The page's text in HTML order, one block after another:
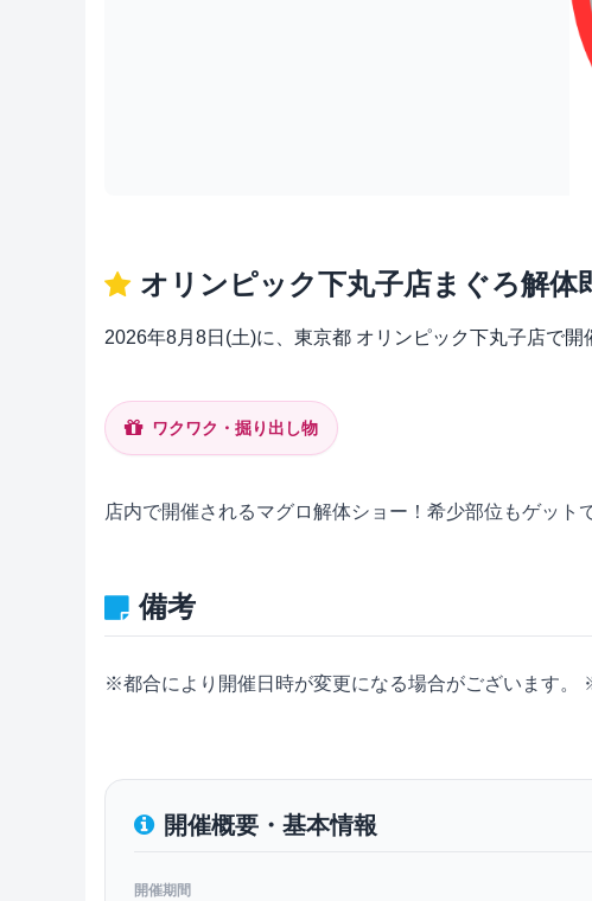
オリンピック下丸子店まぐろ解体
2026年8月8日(土)に、東京都 オリンピック下丸子店で
ワクワク・掘り出し物
店内で開催されるマグロ解体ショー！希少部位もゲット
備考
※都合により開催日時が変更になる場合がございます。
開催概要・基本情報
開催期間